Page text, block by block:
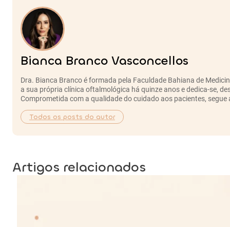
Bianca Branco Vasconcellos
Dra. Bianca Branco é formada pela Faculdade Bahiana de
a sua própria clínica oftalmológica há quinze anos e dedica-se,
Comprometida com a qualidade do cuidado aos pacientes,
Todos os posts do autor
Artigos relacionados